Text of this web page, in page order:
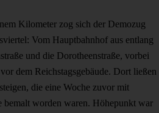
Kilometer zog sich der Demozug
Vom Hauptbahnhof aus entlang
und die Dorotheenstraße, vorbei
dem Reichstagsgebäude. Dort ließen
die eine Woche zuvor mit
bemalt worden waren. Höhepunkt war